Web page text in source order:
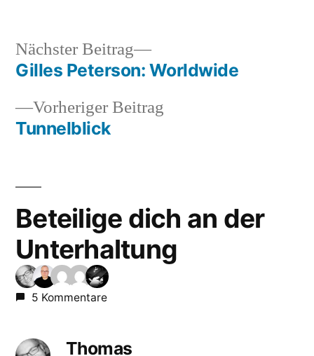
Beitragsnavigation
Vorheriger Beitrag
Tunnelblick
Nächster Beitrag
Nächster
Beitrag:
Gilles Peterson: Worldwide
Beteilige dich an der
Unterhaltung
5 Kommentare
Thomas